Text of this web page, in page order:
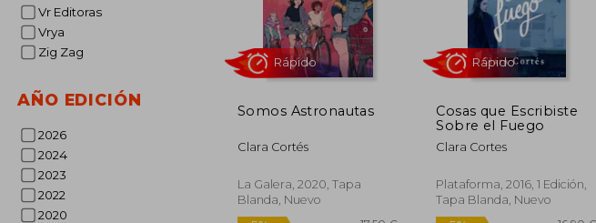
Vr Editoras
Vrya
Zig Zag
AÑO EDICIÓN
2026
2024
2023
2022
2020
Somos Astronautas
Clara Cortés
La Galera, 2020, Tapa
Blanda, NuevoRápido
Cosas que Escribiste
Sobre el Fuego
Clara Cortes
Plataforma, 2016, 1 Edición,
Tapa Blanda, Nuevo
Rápido